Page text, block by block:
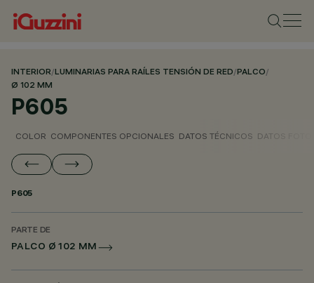
INTERIOR/LUMINARIAS PARA RAÍLES TENSIÓN DE RED/PALCO/
Ø 102 MM
P605
COLOR COMPONENTES OPCIONALES DATOS TÉCNICOS DATOS
P605
PARTE DE
PALCO Ø 102 MM